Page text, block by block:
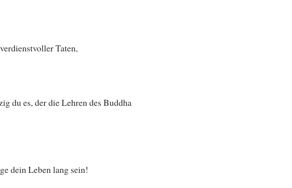
Taten,
du es, der die Lehren des Buddha
dein Leben lang sein!